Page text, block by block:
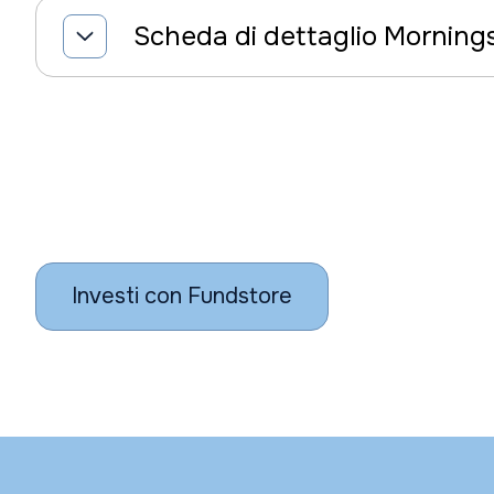
Scheda di dettaglio
Investi con Fundstore